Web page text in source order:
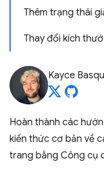
Thêm trạng thái
Thay đổi kích
Kayce
Hoàn thành các
kiến thức cơ bản về
trang bằng Công cụ